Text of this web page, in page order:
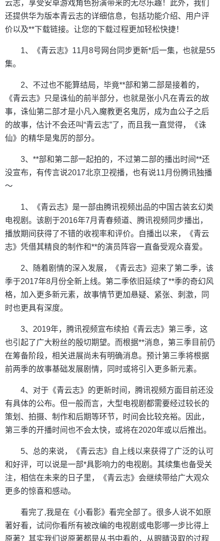
云志，享受安卓游戏角色扮演带来的无尽乐趣！此外，我们
还提供华为版本青云志的详细信息，包括功能介绍、用户评
价以及**下载链接。让您的下载过程更加轻松快捷！
1、《青云志》11月8号网台同步更新*后一集，也就是55
集。
2、不过也不能算结局，毕竟**部和第二部是接着的，
《青云志》只是诛仙的前半部分，也就是张小凡在青云的故
事，诛仙第二部才是小凡入魔教更名鬼厉，成为血公子之后
的故事，估计不会还叫“青云志”了，而且我一直觉得，《诛
仙》的精华是鬼厉的部分。
3、**部和第二部一起拍的，不过第二部的播出时间**还
没宣布，有传言说2017北京卫视播，也有说11月份腾讯独播
～
1、《青云志》是一部由腾讯视频出品的中国古装玄幻类
电视剧。该剧于2016年7月青春频道、腾讯视频同步播出，
播放期间获得了不错的收视率和评价。自播出以来，《青云
志》凭借其精良的制作和**的演员阵容一直备受观众喜爱。
2、随着剧情的深入发展，《青云志》迎来了第二季，该
季于2017年8月份全新上线。第二季依旧延续了**季的奇幻风
格，加入更多新元素，故事情节更加悬疑、紧张、刺激，同
时也更具有深度。
3、2019年，腾讯视频宣布续拍《青云志》第三季，这
也引起了广大粉丝的殷切期望。而根据**消息，第三季目前仍
在筹备阶段，相关进展尚未有明确消息。预计第三季将根据
前两季的故事基础发展剧情，同时或将引入更多新元素。
4、对于《青云志》的更新时间，腾讯视频方面目前还没
有具体的公布。但一般而言，大型电视剧都需要经过较长的
策划、拍摄、制作和后期等环节，时间会比较充裕。因此，
第三季的开播时间也不会太快，或将在2020年或以后推出。
5、总的来说，《青云志》自上线以来获得了广泛的认可
和好评，可以说是一部*具影响力的电视剧。其续集也备受关
注，相信在未来的日子里，《青云志》会继续带给广大观众
更多的惊喜和感动。
看完了,我是在《小看影》看完全部了。很多人说不如原
著好看，试问你看所有被改编的电视剧或电影哪一步比得上
原著？其实我们说原著都是从书中看的，从眼睛汲取的过程